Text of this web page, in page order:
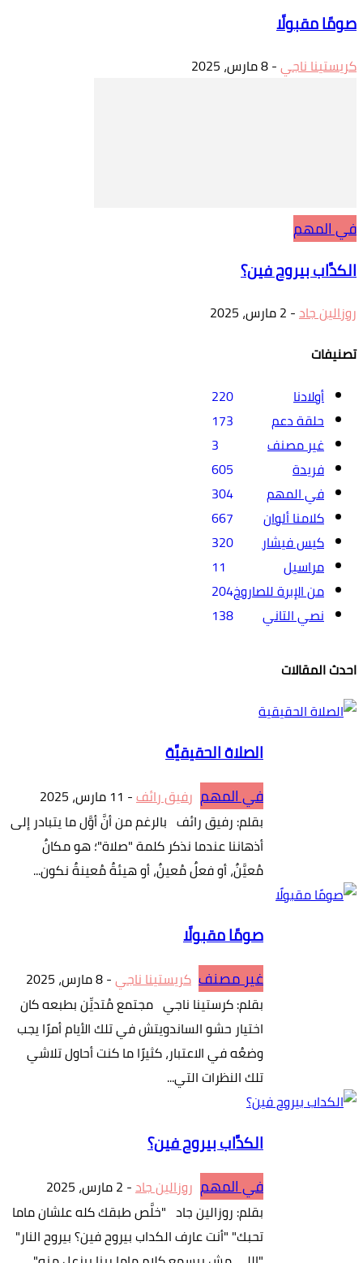
صومًا مقبولًا
كريستينا ناجي-8 مارس، 2025
في المهم
الكدَّاب بيروح فين؟
روزالين جاد- 2 مارس، 2025
تصنيفات
أولادنا
220
حلقة دعم
173
غير مصنف
3
فريدة
605
في المهم
304
كلامنا ألوان
667
كيس فيشار
320
مراسيل
11
من الإبرة للصاروخ204
نصي التاني
138
احدث المقالات
الصلاة الحقيقيَّة
في المهم رفيق رائف- 11 مارس، 2025
بقلم: رفيق رائف بالرغم من أنَّ أوَّل ما يتبادر إلى
أذهاننا عندما نذكر كلمة "صلاة"؛ هو مكانٌ
مُعيَّنٌ، أو فعلٌ مُعينٌ، أو هيئةٌ مُعينةٌ نكون...
صومًا مقبولًا
غير مصنف كريستينا ناجي-8 مارس، 2025
بقلم: كرستينا ناجي مجتمع مُتديِّن بطبعه كان
اختيار حشو الساندويتش في تلك الأيام أمرًا يجب
وضعُه في الاعتبار، كثيرًا ما كنت أحاول تلاشي
تلك النظرات التي...
الكدَّاب بيروح فين؟
في المهم روزالين جاد- 2 مارس، 2025
بقلم: روزالين جاد "خلَّص طبقك كله علشان ماما
تحبك" "أنت عارف الكداب بيروح فين؟ بيروح النار"